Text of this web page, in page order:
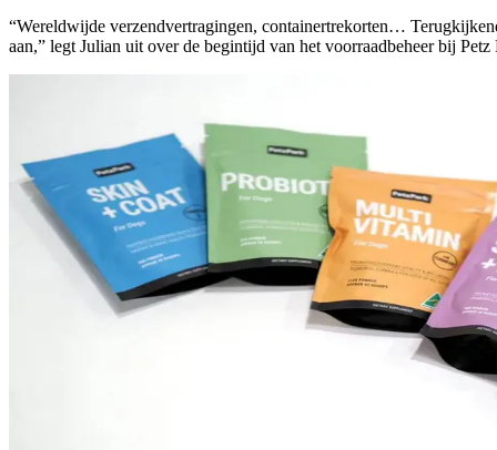
“Wereldwijde verzendvertragingen, containertrekorten…
aan,” legt Julian uit over de begintijd van het voorraadbeheer bij Petz